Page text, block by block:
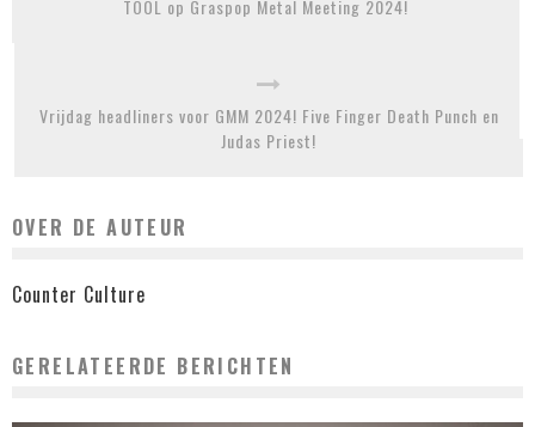
TOOL op Graspop Metal Meeting 2024!
Vrijdag headliners voor GMM 2024! Five Finger Death Punch en
Judas Priest!
OVER DE AUTEUR
Counter Culture
GERELATEERDE BERICHTEN